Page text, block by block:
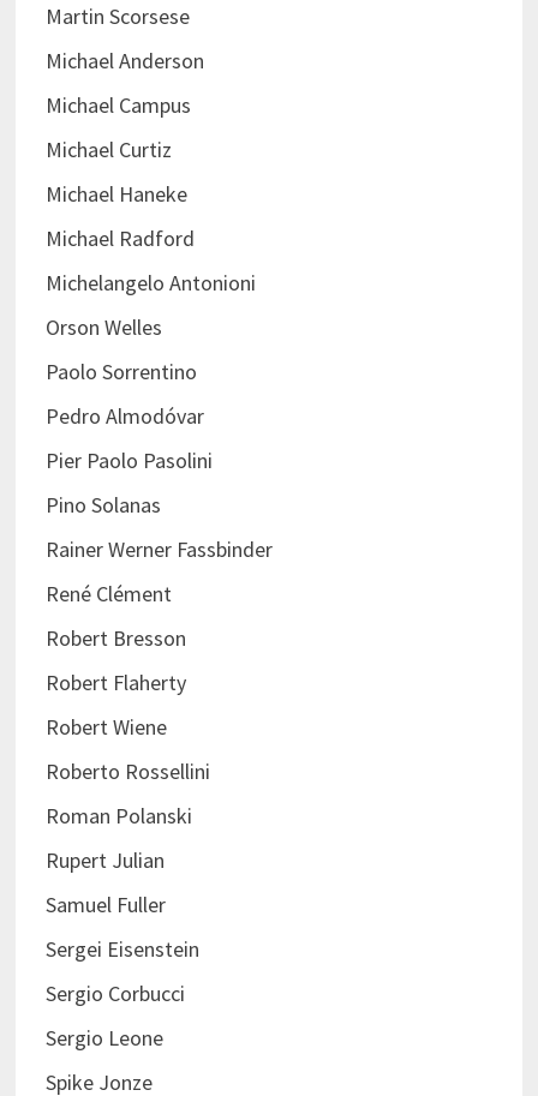
Martin Scorsese
Michael Anderson
Michael Campus
Michael Curtiz
Michael Haneke
Michael Radford
Michelangelo Antonioni
Orson Welles
Paolo Sorrentino
Pedro Almodóvar
Pier Paolo Pasolini
Pino Solanas
Rainer Werner Fassbinder
René Clément
Robert Bresson
Robert Flaherty
Robert Wiene
Roberto Rossellini
Roman Polanski
Rupert Julian
Samuel Fuller
Sergei Eisenstein
Sergio Corbucci
Sergio Leone
Spike Jonze